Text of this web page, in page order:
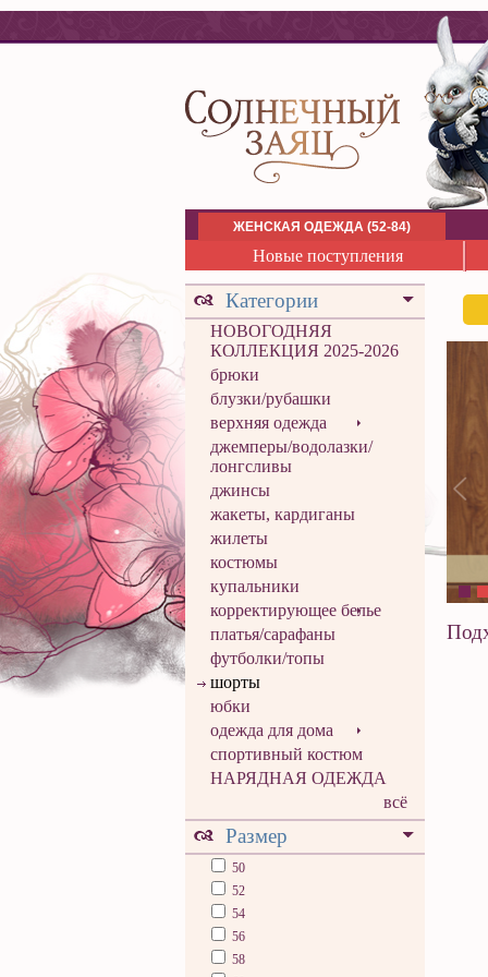
ЖЕНСКАЯ ОДЕЖДА (52-84)
Новые поступления
Категории
НОВОГОДНЯЯ
КОЛЛЕКЦИЯ 2025-2026
брюки
блузки/рубашки
верхняя одежда
джемперы/водолазки/
лонгсливы
джинсы
жакеты, кардиганы
жилеты
костюмы
купальники
корректирующее белье
платья/сарафаны
футболки/топы
шорты
юбки
одежда для дома
спортивный костюм
НАРЯДНАЯ ОДЕЖДА
всё
Размер
50
52
54
56
58